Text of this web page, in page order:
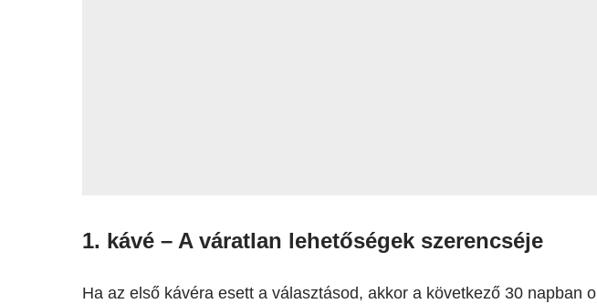
1. kávé – A váratlan lehetőségek szerencséje
Ha az első kávéra esett a választásod, akkor a következő 30 napban